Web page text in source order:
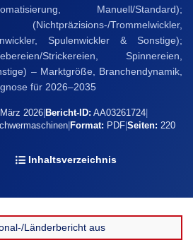
Manuell/Standard);
Trommelwickler,
Spulenwickler & Sonstige);
Strickereien, Spinnereien,
– Marktgröße, Branchendynamik,
für 2026–2035
2026 Bericht-ID: AA03261724
Format: PDF Seiten: 220
Inhaltsverzeichnis